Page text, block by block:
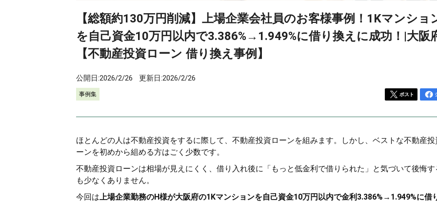
【総額約130万円削減】上場企業会社員のお客様事例！1Kマンショ
を自己資金10万円以内で3.386%→1.949%に借り換えに成功！|大阪
【不動産投資ローン 借り換え事例】
公開日:2026/2/26 更新日:2026/2/26
事例集 ポスト
ほとんどの人は不動産投資をするに際して、不動産投資ローンを組みます。しかし、ベストな不動産投
ーンを初めから組める方はごく少数です。
不動産投資ローンは相場が見えにくく、借り入れ後に「もっと低金利で借りられた」と気づいて後悔す
も少なくありません。
今回は上場企業勤務のH様が大阪府の1Kマンションを自己資金10万円以内で金利3.386%→1.949%に借